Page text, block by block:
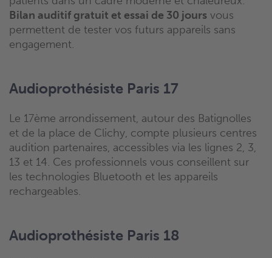
Bilan auditif gratuit et essai de 30 jours vous
permettent de tester vos futurs appareils sans
engagement.
Audioprothésiste Paris 17
Le 17ème arrondissement, autour des Batignolles
et de la place de Clichy, compte plusieurs centres
audition partenaires, accessibles via les lignes 2, 3,
13 et 14. Ces professionnels vous conseillent sur
les technologies Bluetooth et les appareils
rechargeables.
Audioprothésiste Paris 18